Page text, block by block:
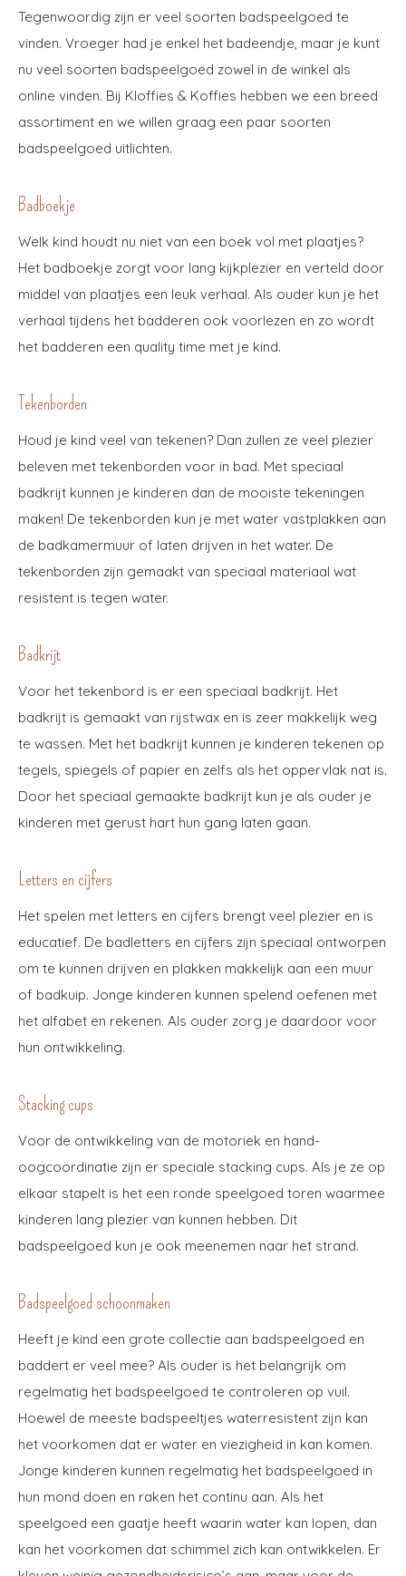
Tegenwoordig zijn er veel soorten badspeelgoed te
vinden. Vroeger had je enkel het badeendje, maar je kunt
nu veel soorten badspeelgoed zowel in de winkel als
online vinden. Bij Kloffies & Koffies hebben we een breed
assortiment en we willen graag een paar soorten
badspeelgoed uitlichten.
Badboekje
Welk kind houdt nu niet van een boek vol met plaatjes?
Het badboekje zorgt voor lang kijkplezier en verteld door
middel van plaatjes een leuk verhaal. Als ouder kun je het
verhaal tijdens het badderen ook voorlezen en zo wordt
het badderen een quality time met je kind.
Tekenborden
Houd je kind veel van tekenen? Dan zullen ze veel plezier
beleven met tekenborden voor in bad. Met speciaal
badkrijt kunnen je kinderen dan de mooiste tekeningen
maken! De tekenborden kun je met water vastplakken aan
de badkamermuur of laten drijven in het water. De
tekenborden zijn gemaakt van speciaal materiaal wat
resistent is tegen water.
Badkrijt
Voor het tekenbord is er een speciaal badkrijt. Het
badkrijt is gemaakt van rijstwax en is zeer makkelijk weg
te wassen. Met het badkrijt kunnen je kinderen tekenen op
tegels, spiegels of papier en zelfs als het oppervlak nat is.
Door het speciaal gemaakte badkrijt kun je als ouder je
kinderen met gerust hart hun gang laten gaan.
Letters en cijfers
Het spelen met letters en cijfers brengt veel plezier en is
educatief. De badletters en cijfers zijn speciaal ontworpen
om te kunnen drijven en plakken makkelijk aan een muur
of badkuip. Jonge kinderen kunnen spelend oefenen met
het alfabet en rekenen. Als ouder zorg je daardoor voor
hun ontwikkeling.
Stacking cups
Voor de ontwikkeling van de motoriek en hand-
oogcoördinatie zijn er speciale stacking cups. Als je ze op
elkaar stapelt is het een ronde speelgoed toren waarmee
kinderen lang plezier van kunnen hebben. Dit
badspeelgoed kun je ook meenemen naar het strand.
Badspeelgoed schoonmaken
Heeft je kind een grote collectie aan badspeelgoed en
baddert er veel mee? Als ouder is het belangrijk om
regelmatig het badspeelgoed te controleren op vuil.
Hoewel de meeste badspeeltjes waterresistent zijn kan
het voorkomen dat er water en viezigheid in kan komen.
Jonge kinderen kunnen regelmatig het badspeelgoed in
hun mond doen en raken het continu aan. Als het
speelgoed een gaatje heeft waarin water kan lopen, dan
kan het voorkomen dat schimmel zich kan ontwikkelen. Er